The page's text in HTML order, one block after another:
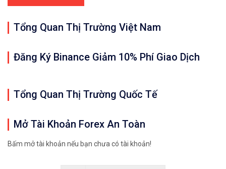
Có dịch vụ cho vay thế
Tổng Quan Thị Trường Việt Nam
Đăng Ký Binance Giảm 10% Phí Giao Dịch
Tổng Quan Thị Trường Quốc Tế
Mở Tài Khoản Forex An Toàn
Bấm mở tài khoản nếu bạn chưa có tài khoản!